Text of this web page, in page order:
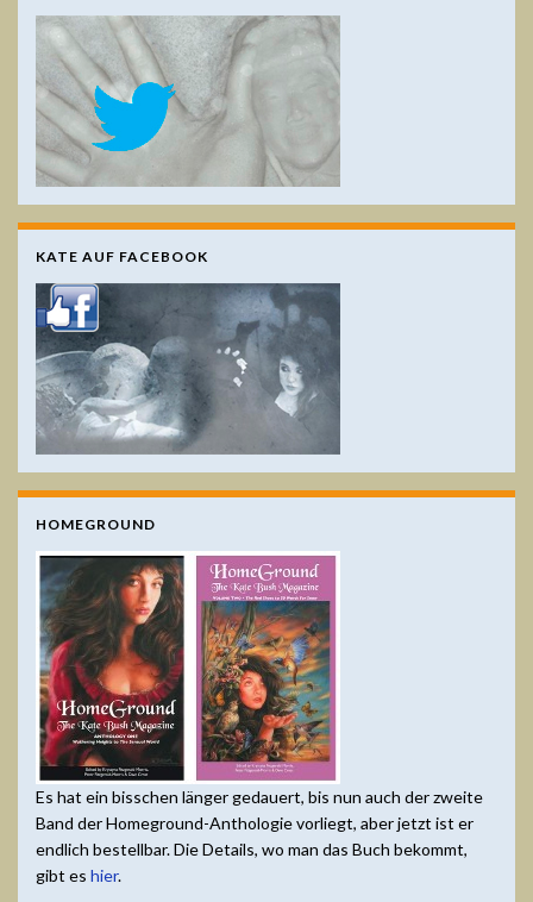
KATE AUF FACEBOOK
HOMEGROUND
Es hat ein bisschen länger gedauert, bis nun auch der zweite
Band der Homeground-Anthologie vorliegt, aber jetzt ist er
endlich bestellbar. Die Details, wo man das Buch bekommt,
gibt es hier.